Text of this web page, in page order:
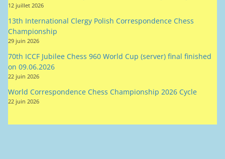
Championship
70th ICCF Jubilee Chess 960 World Cup (server) final finished
on 09.06.2026
World Correspondence Chess Championship 2026 Cycle
22 juin 2026